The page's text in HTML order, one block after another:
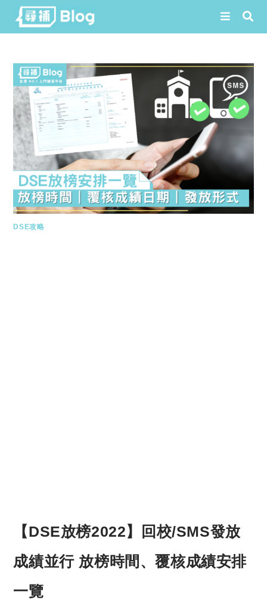
content
DSE攻略
【DSE放榜2022】回校/SMS發放
成績並行 放榜時間、覆核成績安排
一覽